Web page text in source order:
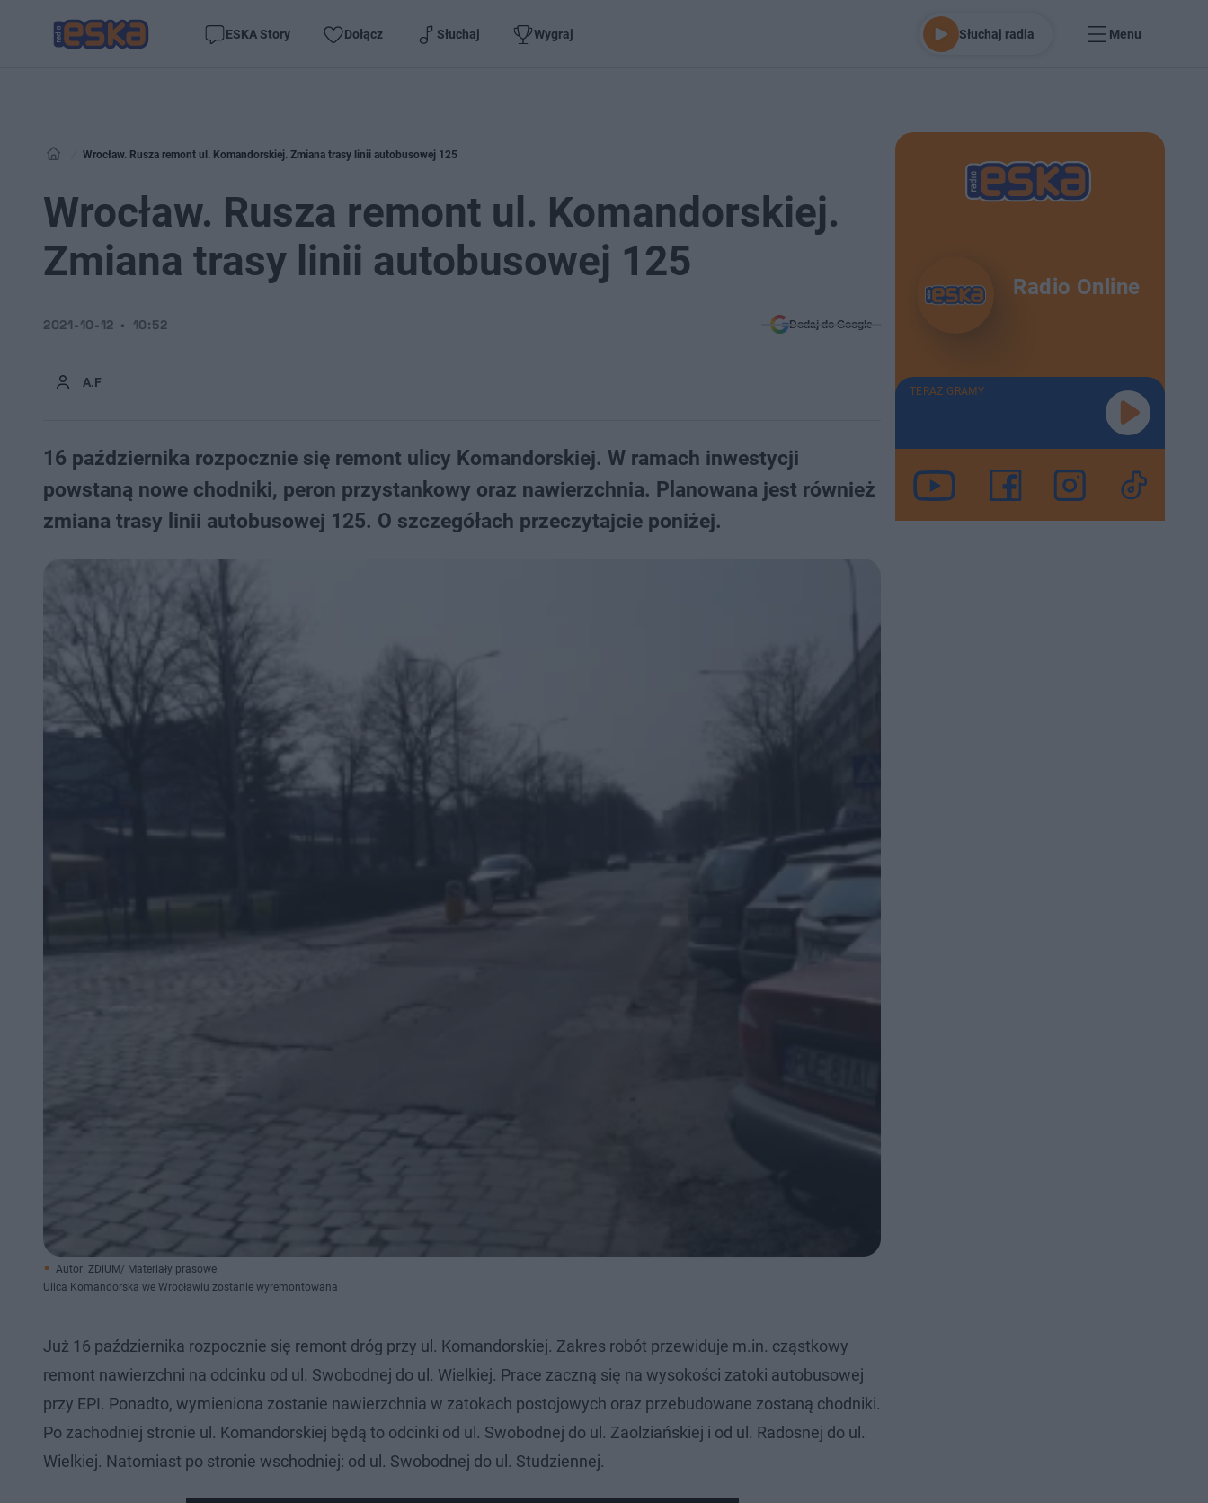
ESKA Story Dołącz Słuchaj Wygraj Słuchaj radia Menu
Wrocław. Rusza remont ul. Komandorskiej. Zmiana trasy linii autobusowej 125
Wrocław. Rusza remont ul. Komandorskiej.
Zmiana trasy linii autobusowej 125
A.F
2021-10-12 10:52 Dodaj do Google
16 października rozpocznie się remont ulicy Komandorskiej. W ramach inwestycji
powstaną nowe chodniki, peron przystankowy oraz nawierzchnia. Planowana jest również
zmiana trasy linii autobusowej 125. O szczegółach przeczytajcie poniżej.
Autor: ZDiUM/ Materiały prasowe
Ulica Komandorska we Wrocławiu zostanie wyremontowana
Już 16 października rozpocznie się remont dróg przy ul. Komandorskiej. Zakres robót przewiduje m.in. cząstkowy
remont nawierzchni na odcinku od ul. Swobodnej do ul. Wielkiej. Prace zaczną się na wysokości zatoki autobusowej
przy EPI. Ponadto, wymieniona zostanie nawierzchnia w zatokach postojowych oraz przebudowane zostaną chodniki.
Po zachodniej stronie ul. Komandorskiej będą to odcinki od ul. Swobodnej do ul. Zaolziańskiej i od ul. Radosnej do ul.
Wielkiej. Natomiast po stronie wschodniej: od ul. Swobodnej do ul. Studziennej.
Radio Online
TERAZ GRAMY